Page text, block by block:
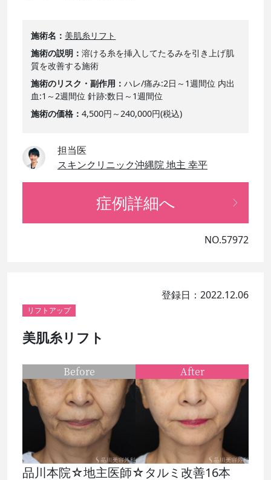
施術名
美肌糸リフト
施術の説明
溶ける糸を挿入してたるみを引き上げ肌
質を改善する施術
施術のリスク・副作用
ハレ/痛み:2日～1週間位 内出
血:1～2週間位 針跡:数日～1週間位
施術の価格
4,500円～240,000円(税込)
担当医
スキンクリニック沖縄院 地主 幸平
症例詳細へ
NO.57972
登録日：2022.12.06
リフトアップ
美肌糸リフト
品川本院☆地主医師☆タルミ改善16本
Before After